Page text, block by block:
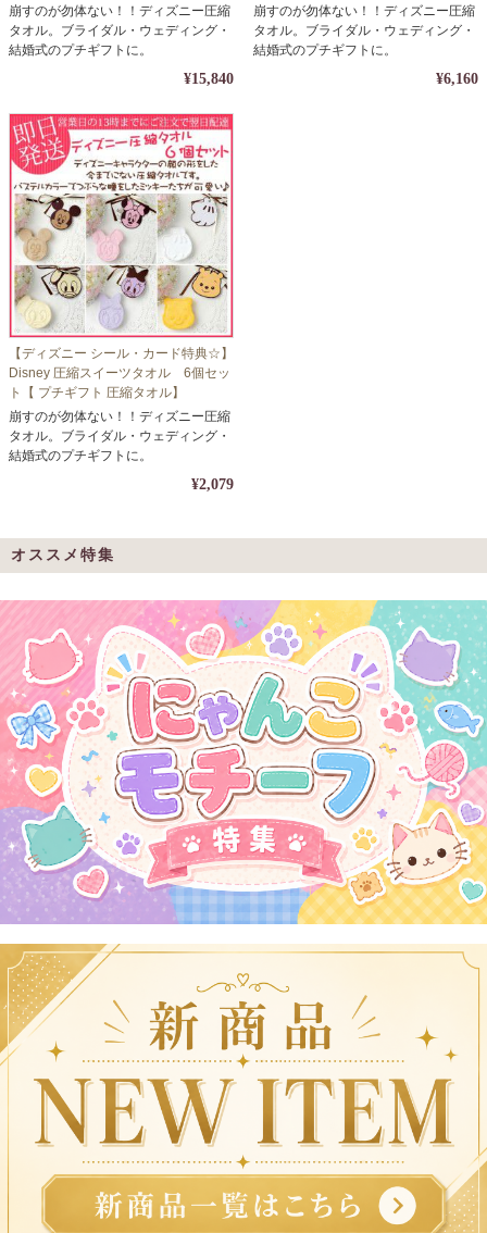
崩すのが勿体ない！！ディズニー圧縮
タオル。ブライダル・ウェディング・
結婚式のプチギフトに。
¥15,840
崩すのが勿体ない！！ディズニー圧縮
タオル。ブライダル・ウェディング・
結婚式のプチギフトに。
¥6,160
【ディズニー シール・カード特典☆】
Disney 圧縮スイーツタオル 6個セッ
ト【 プチギフト 圧縮タオル】
崩すのが勿体ない！！ディズニー圧縮
タオル。ブライダル・ウェディング・
結婚式のプチギフトに。
¥2,079
オススメ特集